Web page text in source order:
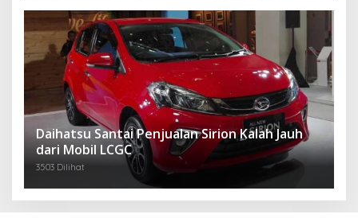
Daihatsu Santai Penjualan Sirion Kalah Jauh
dari Mobil LCGC
3503 Dilihat